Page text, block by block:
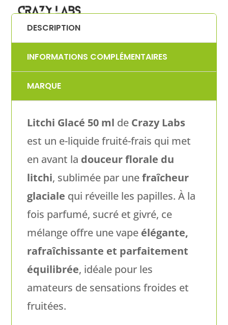
DESCRIPTION
INFORMATIONS COMPLÉMENTAIRES
MARQUE
Litchi Glacé 50 ml de Crazy Labs
est un e-liquide fruité-frais qui met
en avant la douceur florale du
litchi, sublimée par unefraîcheur
glaciale qui réveille les papilles. À la
fois parfumé, sucré et givré, ce
mélange offre une vape élégante,
rafraîchissante et parfaitement
équilibrée, idéale pour les
amateurs de sensations froides et
fruitées.